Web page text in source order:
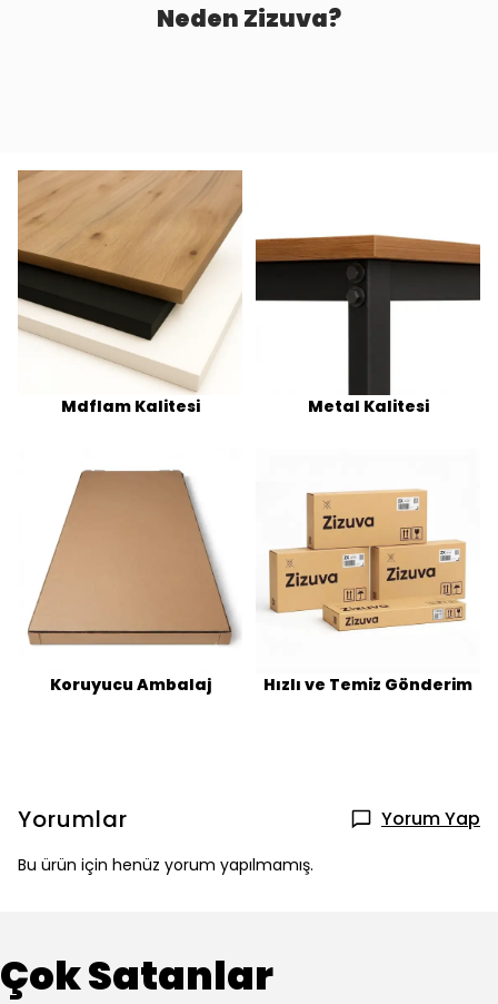
Neden Zizuva?
Mdflam Kalitesi Metal Kalitesi
Koruyucu Ambalaj Hızlı ve Temiz Gönderim
Yorumlar Yorum Yap
Bu ürün için henüz yorum yapılmamış.
Çok Satanlar